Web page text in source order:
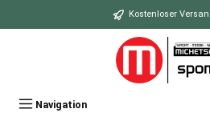
Zum Hauptinhalt springen Kostenloser
Navigation